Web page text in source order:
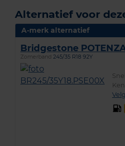
Alternatief voor
A-merk alternatief
Bridgestone
Zomerband 245/35 R18 92Y